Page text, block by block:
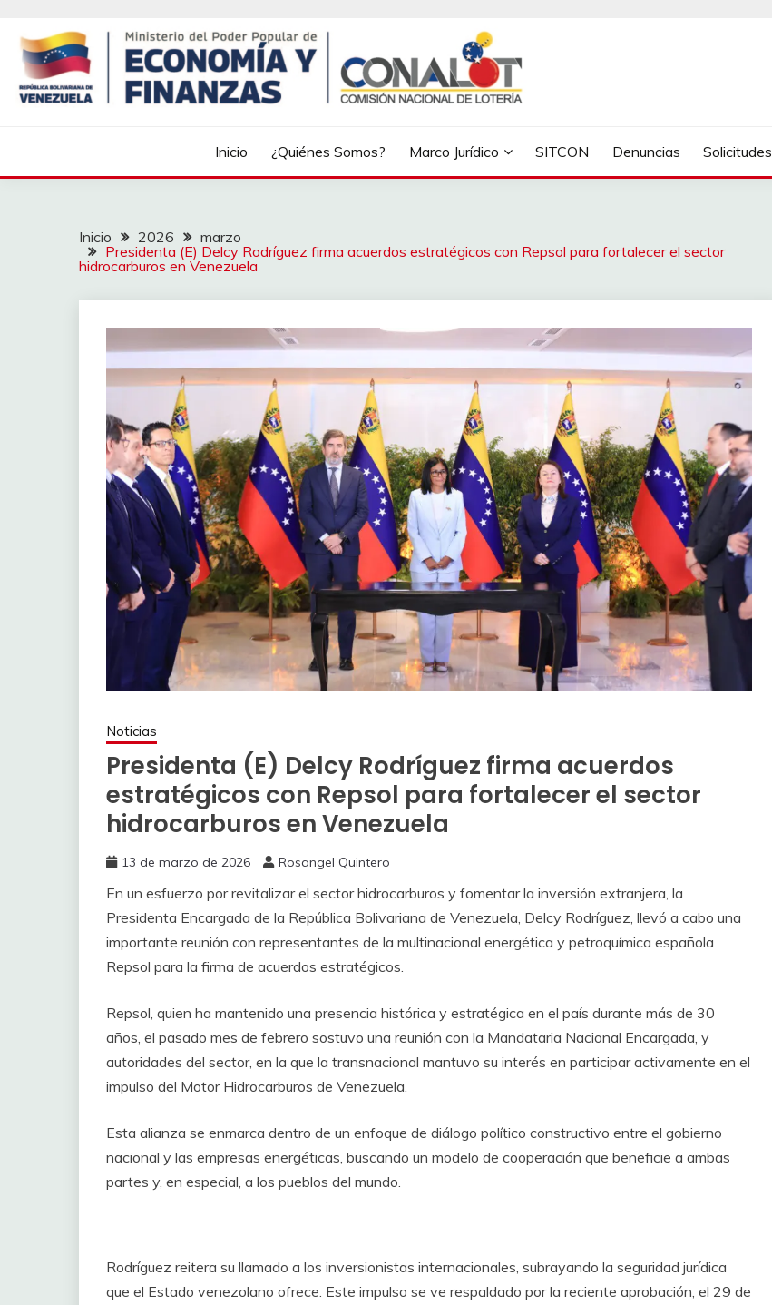
Inicio ¿Quiénes Somos? Marco Jurídico SITCON Denuncias Solicitudes
Inicio 2026
marzo
Presidenta (E) Delcy Rodríguez firma acuerdos estratégicos con Repsol para fortalecer el sector
hidrocarburos en Venezuela
Noticias
Presidenta (E) Delcy Rodríguez firma acuerdos
estratégicos con Repsol para fortalecer el sector
hidrocarburos en Venezuela
13 de marzo de 2026 Rosangel Quintero
En un esfuerzo por revitalizar el sector hidrocarburos y fomentar la inversión extranjera, la
Presidenta Encargada de la República Bolivariana de Venezuela, Delcy Rodríguez, llevó a cabo una
importante reunión con representantes de la multinacional energética y petroquímica española
Repsol para la firma de acuerdos estratégicos.
Repsol, quien ha mantenido una presencia histórica y estratégica en el país durante más de 30
años, el pasado mes de febrero sostuvo una reunión con la Mandataria Nacional Encargada, y
autoridades del sector, en la que la transnacional mantuvo su interés en participar activamente en el
impulso del Motor Hidrocarburos de Venezuela.
Esta alianza se enmarca dentro de un enfoque de diálogo político constructivo entre el gobierno
nacional y las empresas energéticas, buscando un modelo de cooperación que beneficie a ambas
partes y, en especial, a los pueblos del mundo.
Rodríguez reitera su llamado a los inversionistas internacionales, subrayando la seguridad jurídica
que el Estado venezolano ofrece. Este impulso se ve respaldado por la reciente aprobación, el 29 de